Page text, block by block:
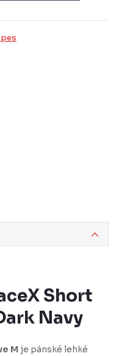
Short
Navy
M je pánské lehké